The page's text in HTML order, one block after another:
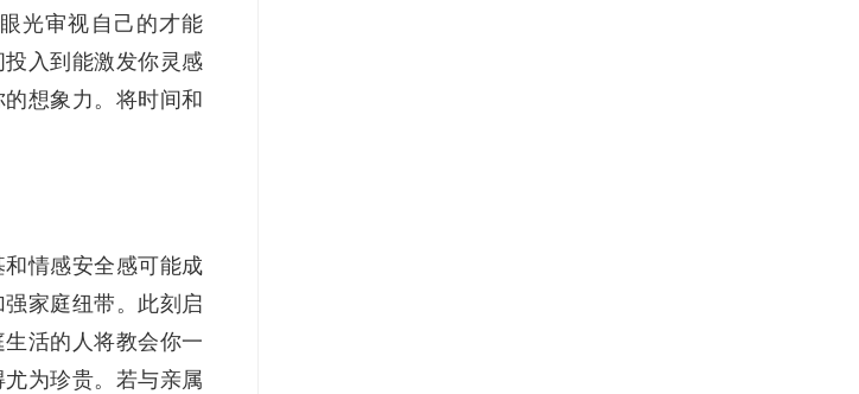
光审视自己的才能
入到能激发你灵感
想象力。将时间和
情感安全感可能成
家庭纽带。此刻启
活的人将教会你一
为珍贵。若与亲属